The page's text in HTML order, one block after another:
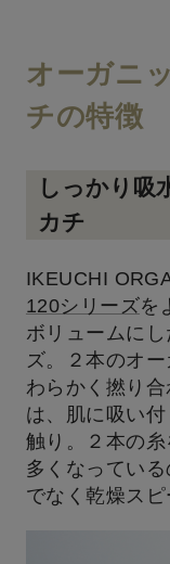
オーガニ
チの特徴
しっかり吸
カチ
IKEUCHI
120シリーズを
ボリュームに
ズ。２本のオ
わらかく撚り
は、肌に吸い
触り。２本の
多くなってい
でなく乾燥スピ